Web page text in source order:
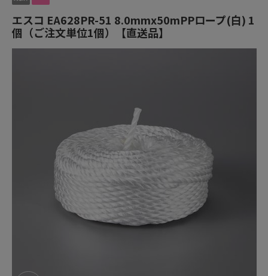
エスコ EA628PR-51 8.0mmx50mPPロープ(白) 1
個（ご注文単位1個）【直送品】